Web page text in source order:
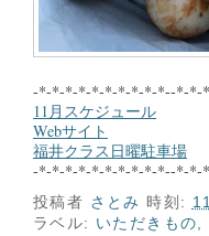
-*-*-*-*-*-*-*-*-*-*--*-*-
11月スケジュール
Webサイト
福井クラス日曜駐車場
-*-*-*-*-*-*-*-*-*-*--*-*-
投稿者 さとみ 時刻:
ラベル: いただきもの,